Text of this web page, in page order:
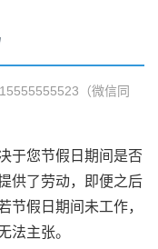
（微信同
于您节假日期间是否
供了劳动，即便之后
节假日期间未工作，
法主张。